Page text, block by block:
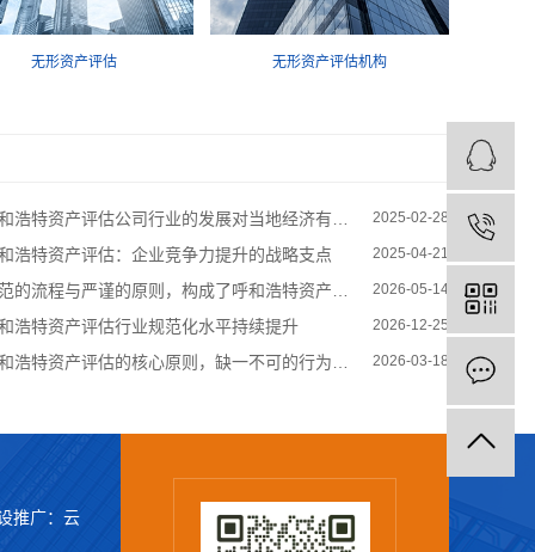
无形资产评估 无形资产评估机构
浩特资产评估公司行业的发展对当地经济有何影响？ 2025-02-28
浩特资产评估：企业竞争力提升的战略支点 2025-04-21
的流程与严谨的原则，构成了呼和浩特资产评估行业稳健运行的基础 2026-05-14
浩特资产评估行业规范化水平持续提升 2026-12-25
浩特资产评估的核心原则，缺一不可的行为准则 2026-03-18
推广： 云